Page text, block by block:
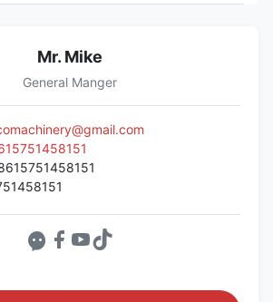
Mr. Mike
General Manger